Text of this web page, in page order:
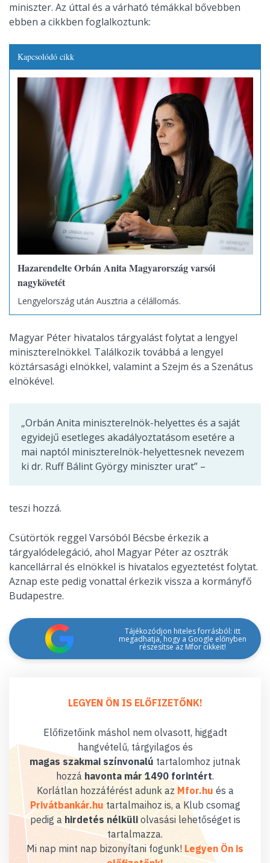
miniszter. Az úttal és a várható témákkal bővebben
ebben a cikkben foglalkoztunk:
Kapcsolódó cikk
Hazarendelte Orbán Anita Magyarország varsói
nagykövetét
Lengyelország után Ausztria a célállomás.
Magyar Péter hivatalos tárgyalást folytat a lengyel
miniszterelnökkel. Találkozik továbbá a lengyel
köztársasági elnökkel, valamint a Szejm és a Szenátus
elnökével.
„Orbán Anita miniszterelnök-helyettes és a saját
egyidejű esetleges akadályoztatásom esetére a
mai naptól miniszterelnök-helyettesnek nevezem
ki dr. Ruff Bálint György miniszter urat” –
teszi hozzá.
Csütörtök reggel Varsóból Bécsbe érkezik a
tárgyalódelegáció, ahol Magyar Péter az osztrák
kancellárral és elnökkel is hivatalos egyeztetést folytat.
Aznap este pedig vonattal érkezik vissza a kormányfő
Budapestre.
Tájékozódjon hiteles forrásból: itt
megadhatja, hogy a Google előnyben
részesítse az Mfor cikkeit!
LEGYEN ÖN IS ELŐFIZETŐNK!
Előfizetőink máshol nem olvasott, higgadt
hangvételű, tárgyilagos és
magas szakmai színvonalú tartalomhoz jutnak
hozzáhavonta már 1490 forintért.
Korlátlan hozzáférést adunk az Mfor.hu és a
Privátbankár.hu tartalmaihoz is, a Klub csomag
pedig a hirdetés nélküliolvasási lehetőséget is
tartalmazza.
Mi nap mint nap bizonyítani fogunk! Legyen Ön is